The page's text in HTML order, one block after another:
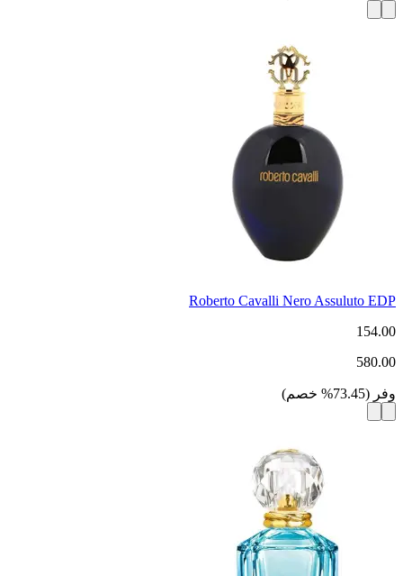
Roberto Cavalli Nero Assuluto EDP
154.00
580.00
وفر (
73.45
% خصم)